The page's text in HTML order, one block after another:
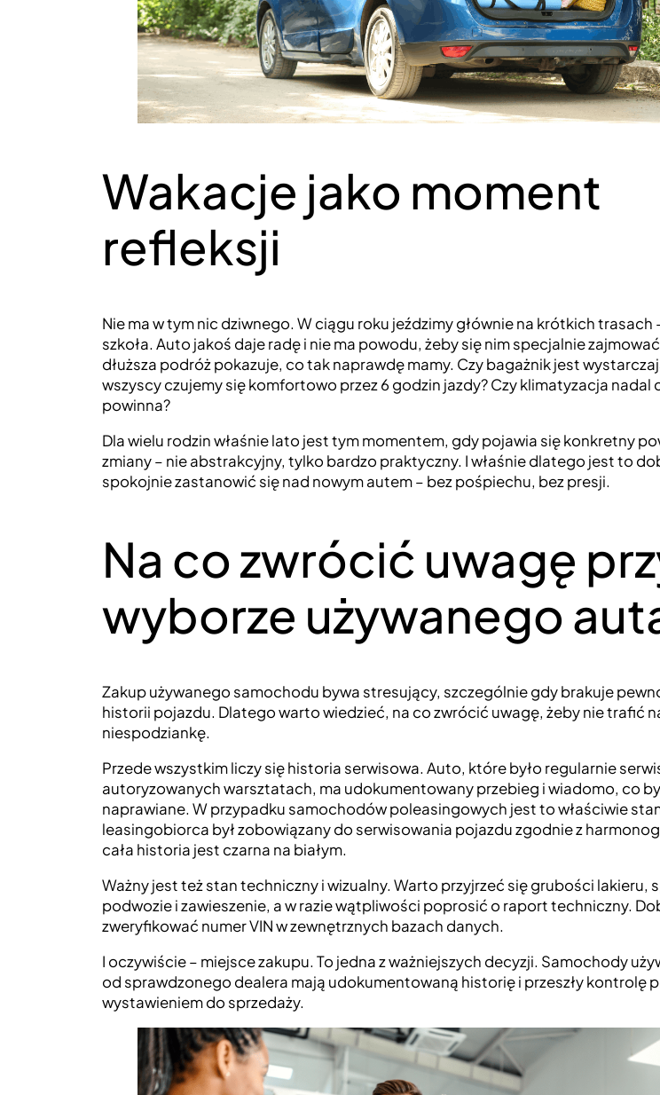
Wakacje jako moment
refleksji
Nie ma w tym nic dziwnego. W ciągu roku jeździmy głównie na krótkich trasach
szkoła. Auto jakoś daje radę i nie ma powodu, żeby się nim specjalnie
dłuższa podróż pokazuje, co tak naprawdę mamy. Czy bagażnik jest
wszyscy czujemy się komfortowo przez 6 godzin jazdy? Czy klimatyzacja nadal
powinna?
Dla wielu rodzin właśnie lato jest tym momentem, gdy pojawia się konkretny
zmiany – nie abstrakcyjny, tylko bardzo praktyczny. I właśnie dlatego jest to
spokojnie zastanowić się nad nowym autem – bez pośpiechu, bez presji.
Na co zwrócić uwagę
wyborze używanego
Zakup używanego samochodu bywa stresujący, szczególnie gdy brakuje
historii pojazdu. Dlatego warto wiedzieć, na co zwrócić uwagę, żeby nie trafić
niespodziankę.
Przede wszystkim liczy się historia serwisowa. Auto, które było regularnie
autoryzowanych warsztatach, ma udokumentowany przebieg i wiadomo, co
naprawiane. W przypadku samochodów poleasingowych jest to właściwie
leasingobiorca był zobowiązany do serwisowania pojazdu zgodnie z
cała historia jest czarna na białym.
Ważny jest też stan techniczny i wizualny. Warto przyjrzeć się grubości lakieru,
podwozie i zawieszenie, a w razie wątpliwości poprosić o raport techniczny.
zweryfikować numer VIN w zewnętrznych bazach danych.
I oczywiście – miejsce zakupu. To jedna z ważniejszych decyzji. Samochody
od sprawdzonego dealera mają udokumentowaną historię i przeszły kontrolę
wystawieniem do sprzedaży.